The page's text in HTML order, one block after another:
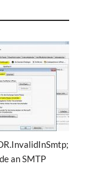
an SMTP